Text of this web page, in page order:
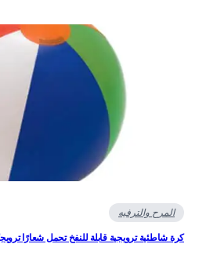
المرح والترفيه
شاطئية ترويجية قابلة للنفخ تحمل شعارًا ترويجيًا